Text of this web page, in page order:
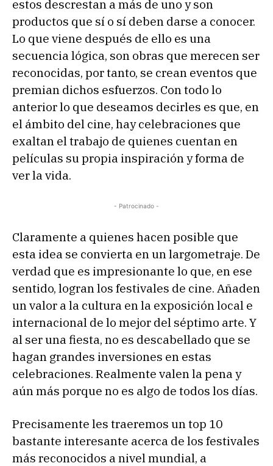
estos descrestan a más de uno y son
productos que sí o sí deben darse a conocer.
Lo que viene después de ello es una
secuencia lógica, son obras que merecen ser
reconocidas, por tanto, se crean eventos que
premian dichos esfuerzos. Con todo lo
anterior lo que deseamos decirles es que, en
el ámbito del cine, hay celebraciones que
exaltan el trabajo de quienes cuentan en
películas su propia inspiración y forma de
ver la vida.
- Patrocinado -
Claramente a quienes hacen posible que
esta idea se convierta en un largometraje. De
verdad que es impresionante lo que, en ese
sentido, logran los festivales de cine. Añaden
un valor a la cultura en la exposición local e
internacional de lo mejor del séptimo arte. Y
al ser una fiesta, no es descabellado que se
hagan grandes inversiones en estas
celebraciones. Realmente valen la pena y
aún más porque no es algo de todos los días.
Precisamente les traeremos un top 10
bastante interesante acerca de los festivales
más reconocidos a nivel mundial, a